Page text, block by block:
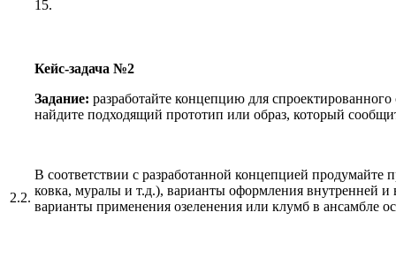
15.
2.2.
Кейс-задача №2
Задание: разработайте концепцию для
найдите подходящий прототип или образ, который
В соответствии с разработанной концепцией
ковка, муралы и т.д.), варианты оформления внутренней и
варианты применения озеленения или клумб в ансамбле